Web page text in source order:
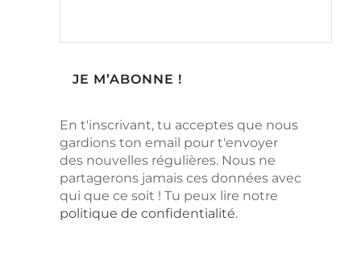
En t'inscrivant, tu acceptes que nous
gardions ton email pour t'envoyer
des nouvelles régulières. Nous ne
partagerons jamais ces données avec
qui que ce soit ! Tu peux lire notre
politique de confidentialité.